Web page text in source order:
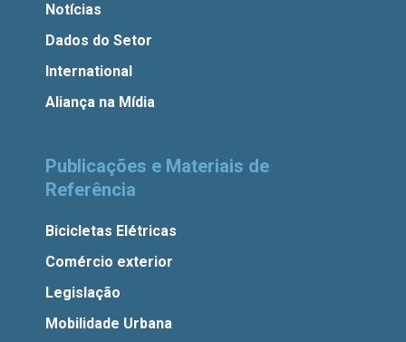
Notícias
Dados do Setor
International
Aliança na Mídia
Publicações e Materiais de
Referência
Bicicletas Elétricas
Comércio exterior
Legislação
Mobilidade Urbana